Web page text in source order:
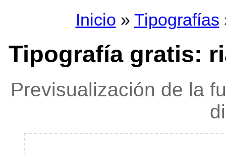
Inicio » Tipografías
Tipografía gratis:
Previsualización de la